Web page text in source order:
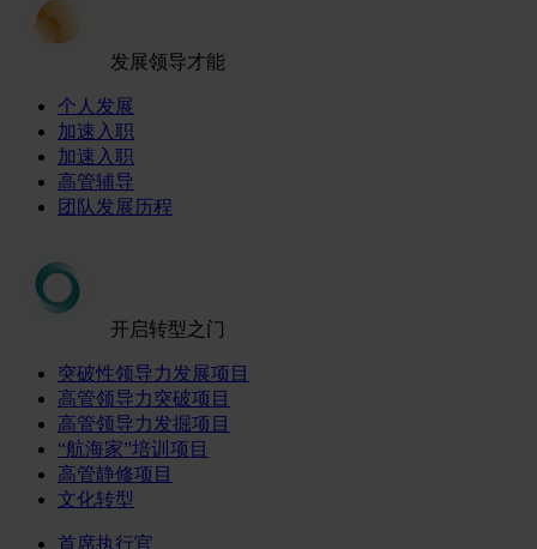
发展领导才能
个人发展
加速入职
加速入职
高管辅导
团队发展历程
开启转型之门
突破性领导力发展项目
高管领导力突破项目
高管领导力发掘项目
“航海家”培训项目
高管静修项目
文化转型
首席执行官